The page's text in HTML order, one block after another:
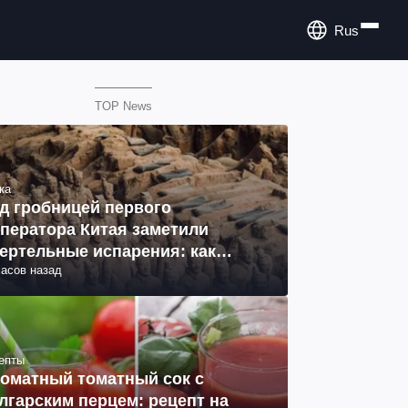
Rus
TOP News
гробницей первого
Китая заметили
испарения: как
(фото)
назад
томатный сок с
перцем: рецепт на